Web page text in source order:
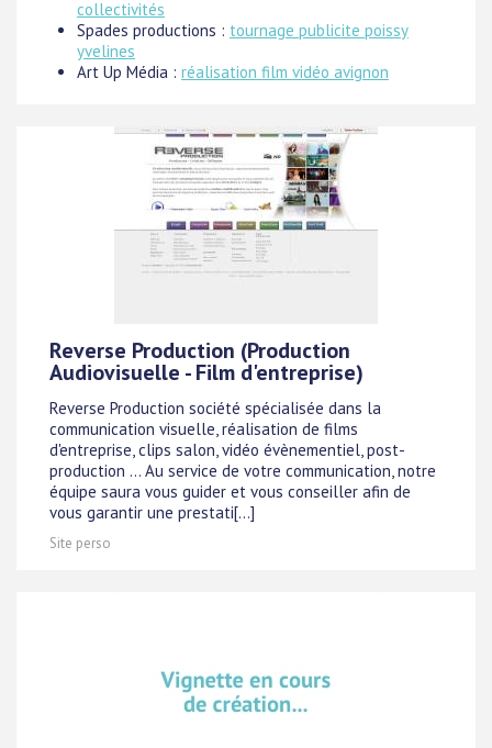
collectivités
Spades productions : tournage publicite poissy
yvelines
Art Up Média : réalisation film vidéo avignon
Reverse Production (Production
Audiovisuelle - Film d'entreprise)
Reverse Production société spécialisée dans la
communication visuelle, réalisation de films
d'entreprise, clips salon, vidéo évènementiel, post-
production ... Au service de votre communication, notre
équipe saura vous guider et vous conseiller afin de
vous garantir une prestati[...]
Site perso